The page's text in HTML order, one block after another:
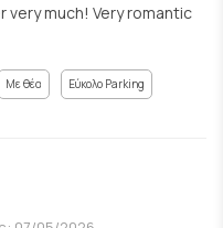
very much! Very romantic
Με θέα Εύκολο Parking